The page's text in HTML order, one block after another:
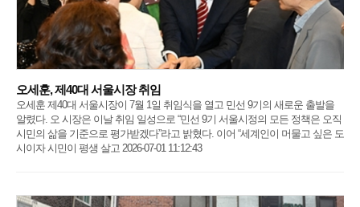
오세훈, 제40대 서울시장 취임
오세훈 제40대 서울시장이 7월 1일 취임식을 열고 민선 9기의 새로운 출발을
알렸다. 오 시장은 이날 취임 일성으로 “민선 9기 서울시정의 모든 정책은 오직
시민의 삶을 기준으로 평가받겠다”라고 밝혔다. 이어 “세계인이 머물고 싶은 도
시이자 시민이 평생 살고 2026-07-01 11:12:43